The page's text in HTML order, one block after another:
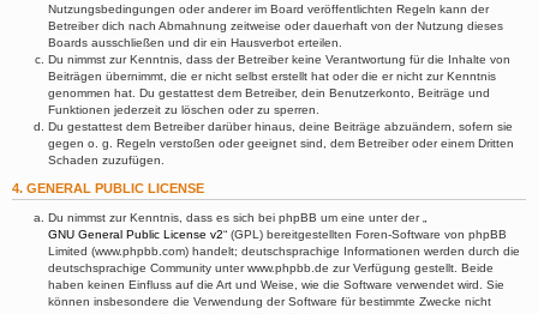
Nutzungsbedingungen oder anderer im Board veröffentlichten Regeln kann der
Betreiber dich nach Abmahnung zeitweise oder dauerhaft von der Nutzung dieses
Boards ausschließen und dir ein Hausverbot erteilen.
Du nimmst zur Kenntnis, dass der Betreiber keine Verantwortung für die Inhalte von
Beiträgen übernimmt, die er nicht selbst erstellt hat oder die er nicht zur Kenntnis
genommen hat. Du gestattest dem Betreiber, dein Benutzerkonto, Beiträge und
Funktionen jederzeit zu löschen oder zu sperren.
Du gestattest dem Betreiber darüber hinaus, deine Beiträge abzuändern, sofern sie
gegen o. g. Regeln verstoßen oder geeignet sind, dem Betreiber oder einem Dritten
Schaden zuzufügen.
4. GENERAL PUBLIC LICENSE
Du nimmst zur Kenntnis, dass es sich bei phpBB um eine unter der „
GNU General Public License v2“ (GPL) bereitgestellten Foren-Software von phpBB
Limited (www.phpbb.com) handelt; deutschsprachige Informationen werden durch die
deutschsprachige Community unter www.phpbb.de zur Verfügung gestellt. Beide
haben keinen Einfluss auf die Art und Weise, wie die Software verwendet wird. Sie
können insbesondere die Verwendung der Software für bestimmte Zwecke nicht